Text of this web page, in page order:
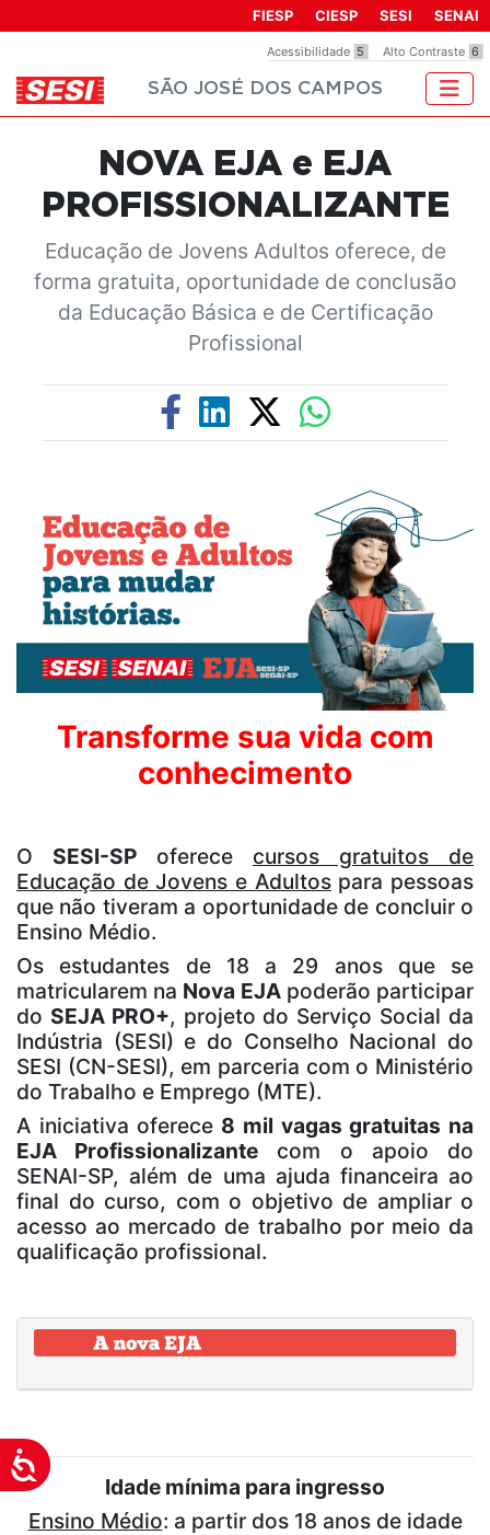
inclui
um
acessibilidade.
Acessibilidade
Acessibilidade 5 Alto Contraste 6
FIESP CIESP SESI SENAI
SÃO JOSÉ DOS CAMPOS
NOVA EJA e EJA
PROFISSIONALIZANTE
Educação de Jovens Adultos oferece, de
forma gratuita, oportunidade de conclusão
da Educação Básica e de Certificação
Profissional
Transforme sua vida com
conhecimento
O SESI-SP oferece cursos gratuitos de
Educação de Jovens e Adultospara pessoas
que não tiveram a oportunidade de concluir o
Ensino Médio.
Os estudantes de 18 a 29 anos que se
matricularem na Nova EJApoderão participar
do SEJA PRO+, projeto do Serviço Social da
Indústria (SESI) e do Conselho Nacional do
SESI (CN-SESI), em parceria com o Ministério
do Trabalho e Emprego (MTE).
A iniciativa oferece 8 mil vagas gratuitas na
EJA Profissionalizante com o apoio do
SENAI-SP, além de uma ajuda financeira ao
final do curso, com o objetivo de ampliar o
acesso ao mercado de trabalho por meio da
qualificação profissional.
Idade mínima para ingresso
Ensino Médio: a partir dos 18 anos de idade